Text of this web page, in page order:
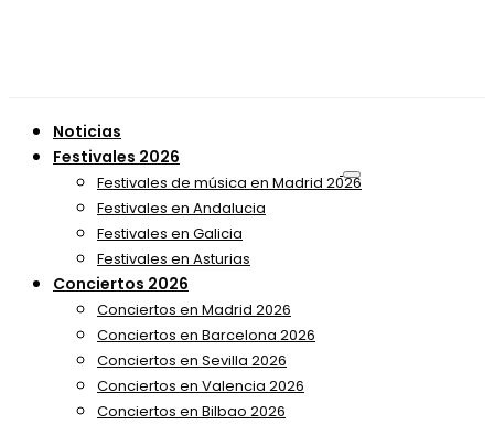
Noticias
Festivales 2026
Festivales de música en Madrid 2026
Festivales en Andalucia
Festivales en Galicia
Festivales en Asturias
Conciertos 2026
Conciertos en Madrid 2026
Conciertos en Barcelona 2026
Conciertos en Sevilla 2026
Conciertos en Valencia 2026
Conciertos en Bilbao 2026